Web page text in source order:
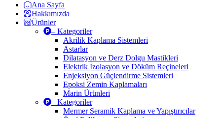
Ana Sayfa
Hakkımızda
Ürünler
– Kategoriler
Akrilik Kaplama Sistemleri
Astarlar
Dilatasyon ve Derz Dolgu Mastikleri
Elektrik İzolasyon ve Döküm Reçineleri
Enjeksiyon Güçlendirme Sistemleri
Epoksi Zemin Kaplamaları
Marin Ürünleri
– Kategoriler
Mermer Seramik Kaplama ve Yapıştırıcılar